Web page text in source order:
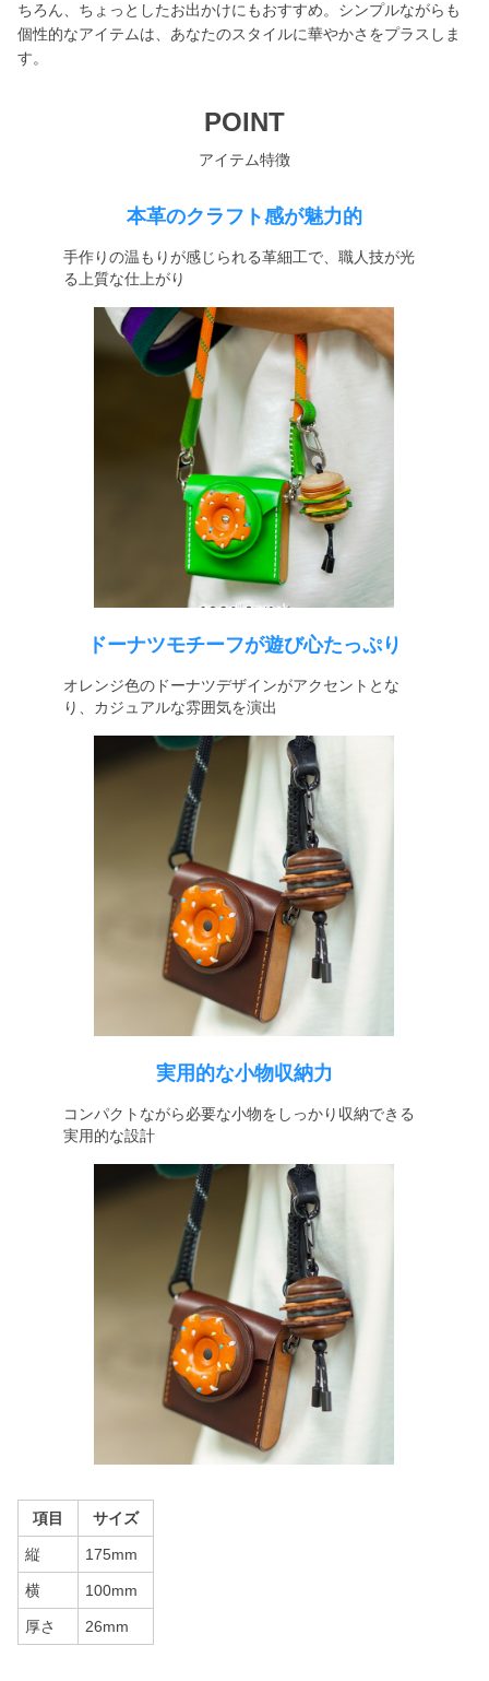
ちろん、ちょっとしたお出かけにもおすすめ。シンプルながらも
個性的なアイテムは、あなたのスタイルに華やかさをプラスしま
す。
POINT
アイテム特徴
本革のクラフト感が魅力的
手作りの温もりが感じられる革細工で、職人技が光
る上質な仕上がり
ドーナツモチーフが遊び心たっぷり
オレンジ色のドーナツデザインがアクセントとな
り、カジュアルな雰囲気を演出
実用的な小物収納力
コンパクトながら必要な小物をしっかり収納できる
実用的な設計
項目 サイズ
縦 175mm
横 100mm
厚さ 26mm